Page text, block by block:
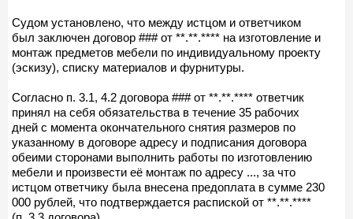
Судом установлено, что между истцом и ответчиком
был заключен договор ### от **.**.**** на изготовление и
монтаж предметов мебели по индивидуальному проекту
(эскизу), списку материалов и фурнитуры.
Согласно п. 3.1, 4.2 договора ### от **.**.**** ответчик
принял на себя обязательства в течение 35 рабочих
дней с момента окончательного снятия размеров по
указанному в договоре адресу и подписания договора
обеими сторонами выполнить работы по изготовлению
мебели и произвести её монтаж по адресу ..., за что
истцом ответчику была внесена предоплата в сумме 230
000 рублей, что подтверждается распиской от **.**.****